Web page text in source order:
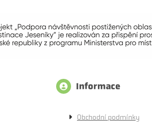
Informace
Obchodní podmínky